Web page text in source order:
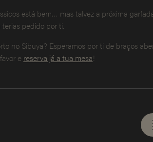
está bem… mas talvez a próxima
pedido por ti.
no Sibuya? Esperamos por ti de braços
e reserva já a tua mesa!